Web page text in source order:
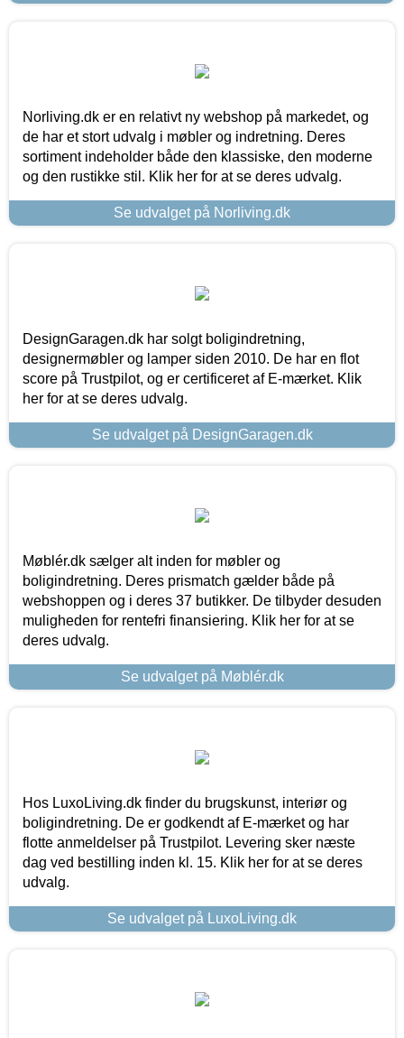
Norliving.dk er en relativt ny webshop på markedet, og
de har et stort udvalg i møbler og indretning. Deres
sortiment indeholder både den klassiske, den moderne
og den rustikke stil. Klik her for at se deres udvalg.
Se udvalget på Norliving.dk
DesignGaragen.dk har solgt boligindretning,
designermøbler og lamper siden 2010. De har en flot
score på Trustpilot, og er certificeret af E-mærket. Klik
her for at se deres udvalg.
Se udvalget på DesignGaragen.dk
Møblér.dk sælger alt inden for møbler og
boligindretning. Deres prismatch gælder både på
webshoppen og i deres 37 butikker. De tilbyder desuden
muligheden for rentefri finansiering. Klik her for at se
deres udvalg.
Se udvalget på Møblér.dk
Hos LuxoLiving.dk finder du brugskunst, interiør og
boligindretning. De er godkendt af E-mærket og har
flotte anmeldelser på Trustpilot. Levering sker næste
dag ved bestilling inden kl. 15. Klik her for at se deres
udvalg.
Se udvalget på LuxoLiving.dk